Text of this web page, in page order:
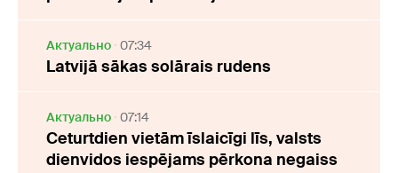
Актуально 07:34
Latvijā sākas solārais rudens
Актуально 07:14
Ceturtdien vietām īslaicīgi līs, valsts
dienvidos iespējams pērkona negaiss